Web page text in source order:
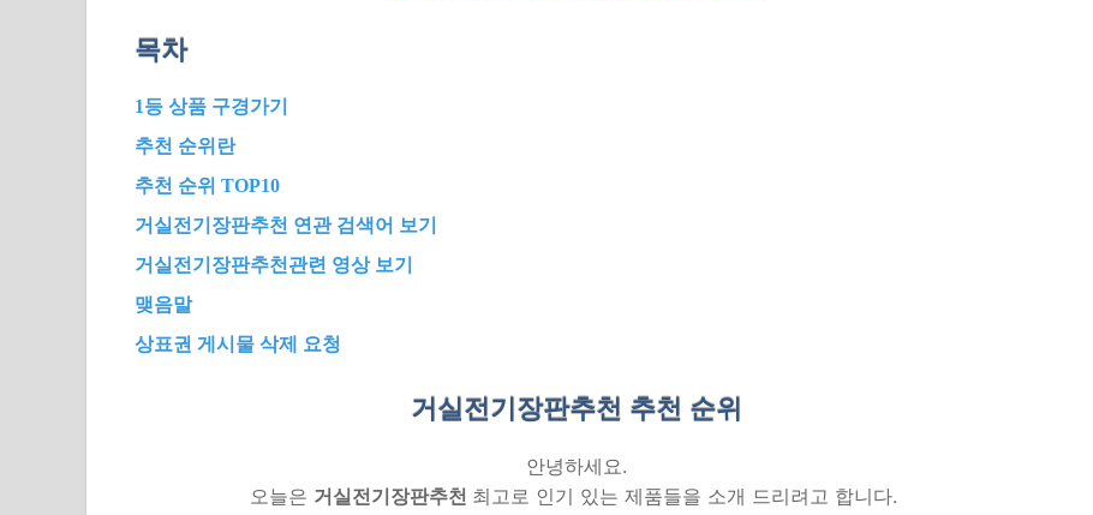
목차
1등 상품 구경가기
추천 순위란
추천 순위 TOP10
거실전기장판추천 연관 검색어 보기
거실전기장판추천관련 영상 보기
맺음말
상표권 게시물 삭제 요청
거실전기장판추천 추천 순위
안녕하세요.
오늘은 거실전기장판추천 최고로 인기 있는 제품들을 소개 드리려고 합니다.